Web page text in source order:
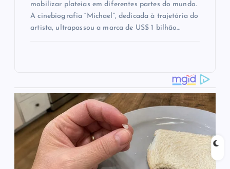
mobilizar plateias em diferentes partes do mundo.
A cinebiografia “Michael”, dedicada à trajetória do
artista, ultrapassou a marca de US$ 1 bilhão…